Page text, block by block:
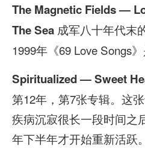
The Magnetic Fields —
The Sea 成军八十年代末
1999年《69 Love Songs
Spiritualized — Sweet
第12年，第7张专辑。这
疾病沉寂很长一段时间之
年下半年才开始重新活跃。